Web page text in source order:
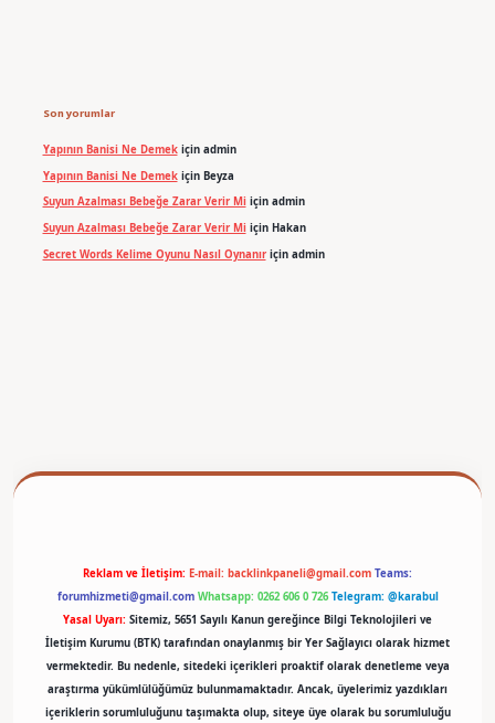
Son yorumlar
Yapının Banisi Ne Demekiçin admin
Yapının Banisi Ne Demekiçin Beyza
Suyun Azalması Bebeğe Zarar Verir Miiçin admin
Suyun Azalması Bebeğe Zarar Verir Miiçin Hakan
Secret Words Kelime Oyunu Nasıl Oynanıriçin admin
Reklam ve İletişim: E-mail: backlinkpaneli@gmail.com Teams:
forumhizmeti@gmail.com Whatsapp: 0262 606 0 726 Telegram: @karabul
Yasal Uyarı: Sitemiz, 5651 Sayılı Kanun gereğince Bilgi Teknolojileri ve
İletişim Kurumu (BTK) tarafından onaylanmış bir Yer Sağlayıcı olarak hizmet
vermektedir. Bu nedenle, sitedeki içerikleri proaktif olarak denetleme veya
araştırma yükümlülüğümüz bulunmamaktadır. Ancak, üyelerimiz yazdıkları
içeriklerin sorumluluğunu taşımakta olup, siteye üye olarak bu sorumluluğu